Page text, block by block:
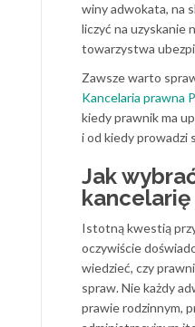
winy adwokata, na
liczyć na uzyskanie
towarzystwa
Zawsze warto
Kancelaria prawna
kiedy prawnik ma
i od kiedy prowadzi
Jak
Istotną kwestią
oczywiście
wiedzieć, czy
spraw. Nie każdy
prawie rodzinnym,